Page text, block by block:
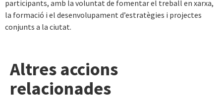
participants, amb la voluntat de fomentar el treball en xarxa,
la formació i el desenvolupament d’estratègies i projectes
conjunts a la ciutat.
Altres accions
relacionades